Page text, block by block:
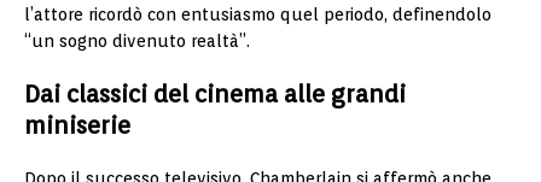
l’attore ricordò con entusiasmo quel periodo, definendolo
“un sogno divenuto realtà”.
Dai classici del cinema alle grandi
miniserie